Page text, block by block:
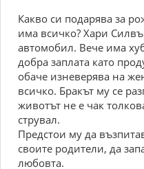
Какво си подарява за
има всичко? Хари
автомобил. Вече има
добра заплата като
обаче изневерява на
всичко. Бракът му се
животът не е чак
струвал.
Предстои му да
своите родители, да
любовта.